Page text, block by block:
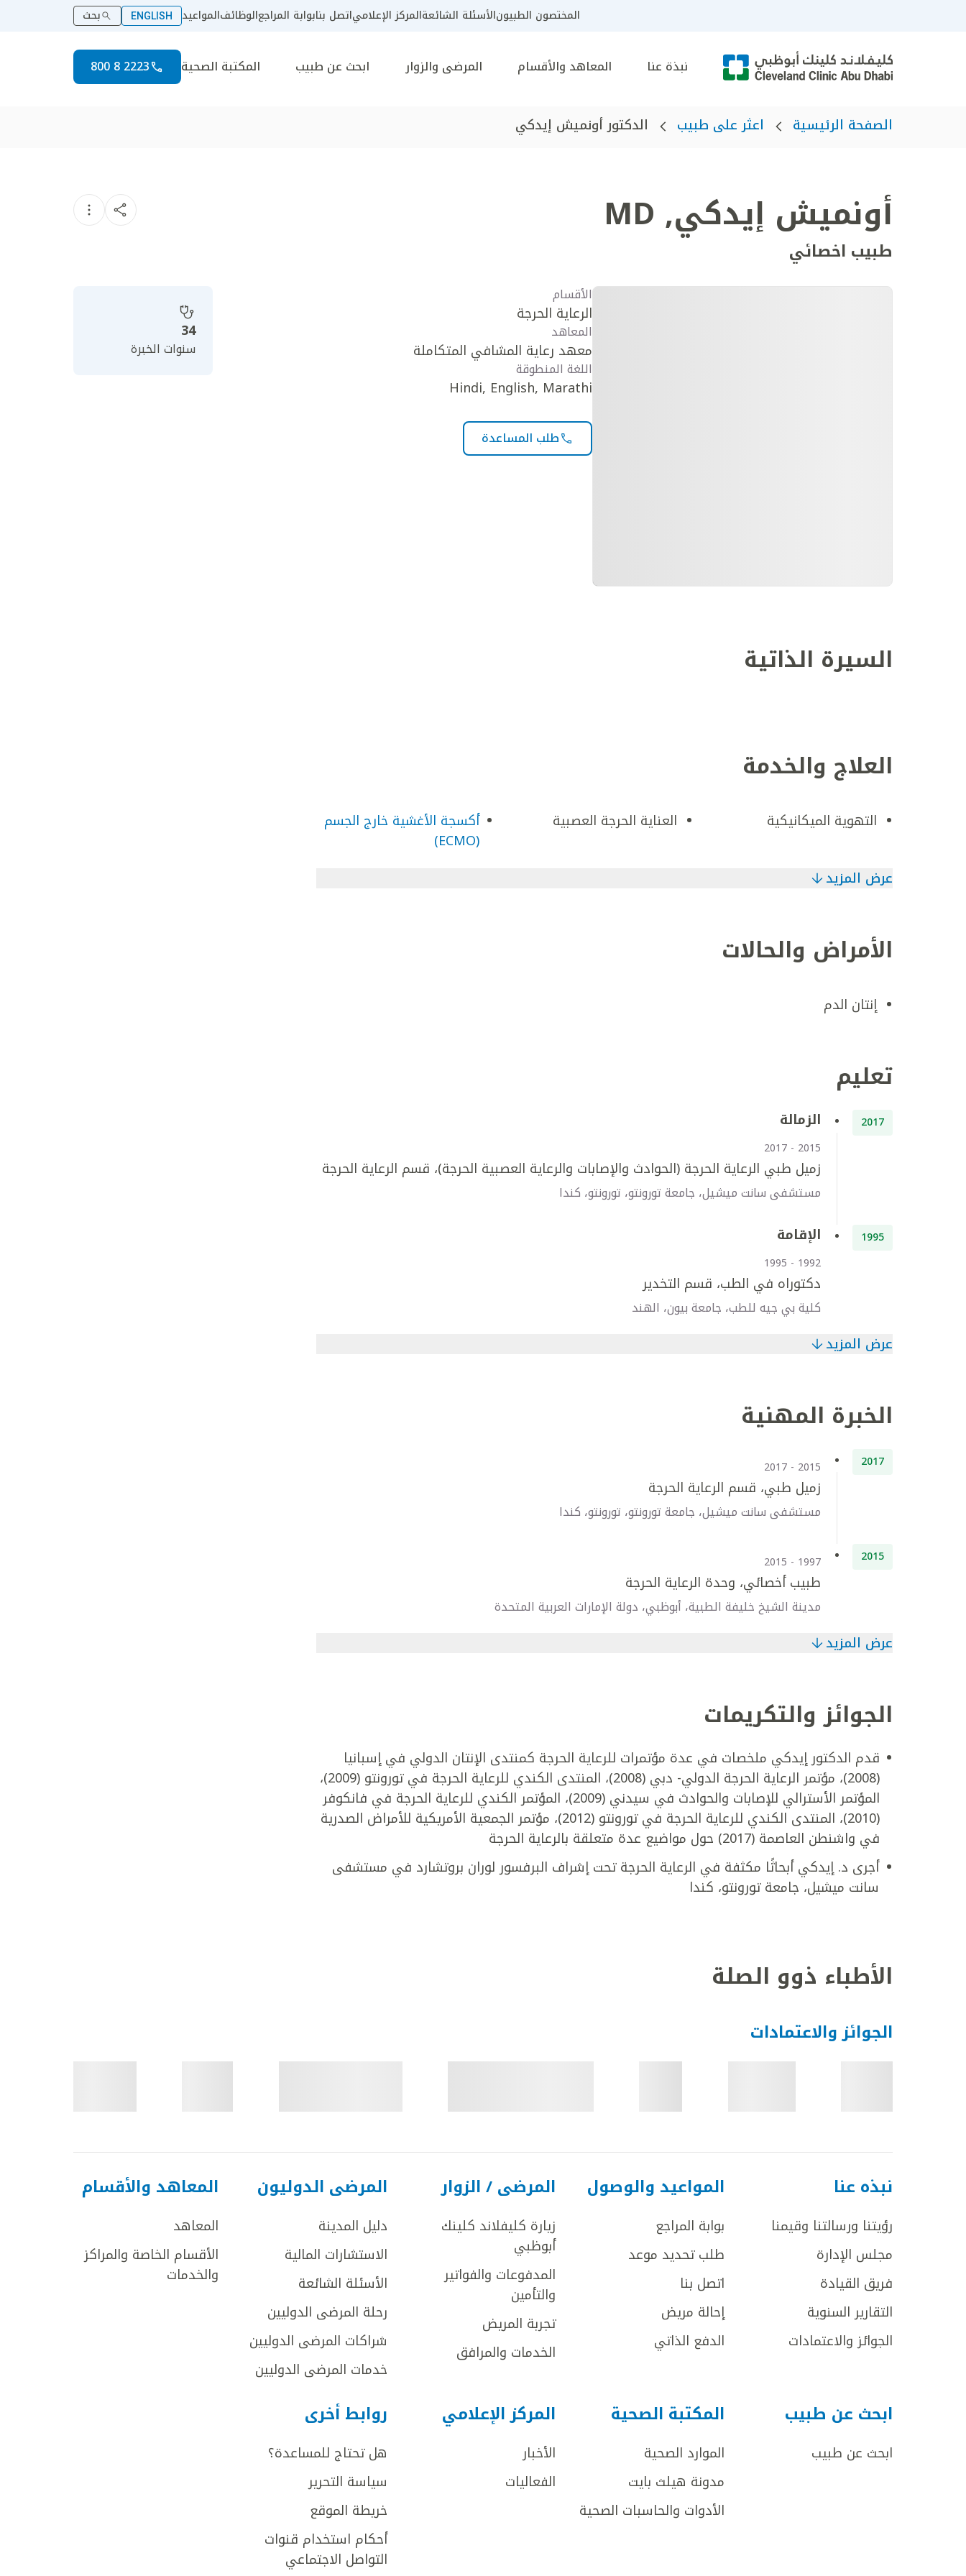
المختصون الطبيونالأسئلة الشائعةالمركز الإعلامياتصل بنابوابة المراجعالوظائفالمواعيد ENGLISH بحث
نبذة عنا المعاهد والأقسام المرضى والزوار ابحث عن طبيب المكتبة الصحية 2223 8 800
الصفحة الرئيسية اعثر على طبيب الدكتور أونميش إيدكي
أونميش إيدكي,
MD
طبيب اخصائي
الأقسام
الرعاية الحرجة
المعاهد
معهد رعاية المشافي المتكاملة
اللغة المنطوقة
Hindi, English, Marathi
طلب المساعدة
34
سنوات الخبرة
السيرة الذاتية
العلاج والخدمة
التهوية الميكانيكية العناية الحرجة العصبية
أكسجة الأغشية خارج الجسم
(ECMO)
عرض المزيد
الأمراض والحالات
إنتان الدم
تعليم
2017 الزمالة
2015 - 2017
زميل طبي الرعاية الحرجة (الحوادث والإصابات والرعاية العصبية الحرجة)، قسم الرعاية الحرجة
مستشفى سانت ميشيل، جامعة تورونتو، تورونتو، كندا
1995 الإقامة
1992 - 1995
دكتوراه في الطب، قسم التخدير
كلية بي جيه للطب، جامعة بيون، الهند
عرض المزيد
الخبرة المهنية
2017
2015 - 2017
زميل طبي، قسم الرعاية الحرجة
مستشفى سانت ميشيل، جامعة تورونتو، تورونتو، كندا
2015
1997 - 2015
طبيب أخصائي، وحدة الرعاية الحرجة
مدينة الشيخ خليفة الطبية، أبوظبي، دولة الإمارات العربية المتحدة
عرض المزيد
الجوائز والتكريمات
قدم الدكتور إيدكي ملخصات في عدة مؤتمرات للرعاية الحرجة كمنتدى الإنتان الدولي في إسبانيا
(2008)، مؤتمر الرعاية الحرجة الدولي- دبي (2008)، المنتدى الكندي للرعاية الحرجة في تورونتو (2009)،
المؤتمر الأسترالي للإصابات والحوادث في سيدني (2009)، المؤتمر الكندي للرعاية الحرجة في فانكوفر
(2010)، المنتدى الكندي للرعاية الحرجة في تورونتو (2012)، مؤتمر الجمعية الأمريكية للأمراض الصدرية
في واشنطن العاصمة (2017) حول مواضيع عدة متعلقة بالرعاية الحرجة
أجرى د. إيدكي أبحاثًا مكثفة في الرعاية الحرجة تحت إشراف البرفسور لوران بروتشارد في مستشفى
سانت ميشيل، جامعة تورونتو، كندا
الأطباء ذوو الصلة
الجوائز والاعتمادات
نبذه عنا
رؤيتنا ورسالتنا وقيمنا
مجلس الإدارة
فريق القيادة
التقارير السنوية
الجوائز والاعتمادات
المواعيد والوصول
بوابة المراجع
طلب تحديد موعد
اتصل بنا
إحالة مريض
الدفع الذاتي
المرضى / الزوار
زيارة كليفلاند كلينك
أبوظبي
المدفوعات والفواتير
والتأمين
تجربة المريض
الخدمات والمرافق
المرضى الدوليون
دليل المدينة
الاستشارات المالية
الأسئلة الشائعة
رحلة المرضى الدوليين
شراكات المرضى الدوليين
خدمات المرضى الدوليين
المعاهد والأقسام
المعاهد
الأقسام الخاصة والمراكز
والخدمات
ابحث عن طبيب
ابحث عن طبيب
المكتبة الصحية
الموارد الصحية
مدونة هيلث بايت
الأدوات والحاسبات الصحية
المركز الإعلامي
الأخبار
الفعاليات
روابط أخرى
هل تحتاج للمساعدة؟
سياسة التحرير
خريطة الموقع
أحكام استخدام قنوات
التواصل الاجتماعي